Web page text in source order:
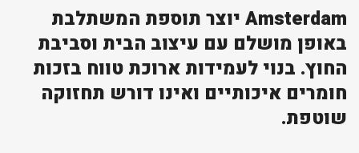
Amsterdam יוצר תוספת המשתלבת
באופן מושלם עם עיצוב הבית וסביבת
החוץ. בנוי לעמידות ארוכת טווח בזכות
חומרים איכותיים ואינו דורש תחזוקה
שוטפת.